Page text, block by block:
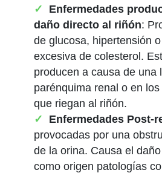
Enfermedades
daño directo al riñón:
de glucosa, hipertensión
excesiva de colesterol.
producen a causa de una
parénquima renal o en
que riegan al riñón.
Enfermedades Post-
provocadas por una
de la orina. Causa el
como origen patologías